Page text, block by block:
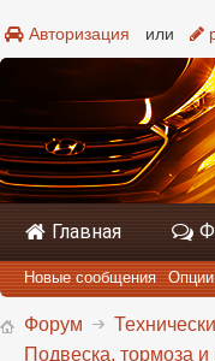
Авторизация или
Главная
Новые сообщения
Форум
Подвеска, тормоза